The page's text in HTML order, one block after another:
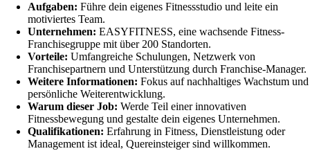
Aufgaben: Führe dein eigenes Fitnessstudio und leite ein
motiviertes Team.
Unternehmen: EASYFITNESS, eine wachsende Fitness-
Franchisegruppe mit über 200 Standorten.
Vorteile: Umfangreiche Schulungen, Netzwerk von
Franchisepartnern und Unterstützung durch Franchise-Manager.
Weitere Informationen: Fokus auf nachhaltiges Wachstum und
persönliche Weiterentwicklung.
Warum dieser Job: Werde Teil einer innovativen
Fitnessbewegung und gestalte dein eigenes Unternehmen.
Qualifikationen: Erfahrung in Fitness, Dienstleistung oder
Management ist ideal, Quereinsteiger sind willkommen.